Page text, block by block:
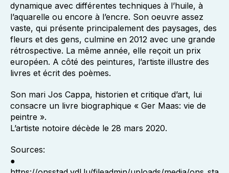
dynamique avec différentes techniques à l’huile, à
l’aquarelle ou encore à l’encre. Son oeuvre assez
vaste, qui présente principalement des paysages, des
fleurs et des gens, culmine en 2012 avec une grande
rétrospective. La même année, elle reçoit un prix
européen. A côté des peintures, l’artiste illustre des
livres et écrit des poèmes.
Son mari Jos Cappa, historien et critique d’art, lui
consacre un livre biographique « Ger Maas: vie de
peintre ».
L’artiste notoire décède le 28 mars 2020.
Sources:
●